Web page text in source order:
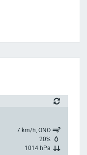
7 km/h, ONO
20%
1014 hPa